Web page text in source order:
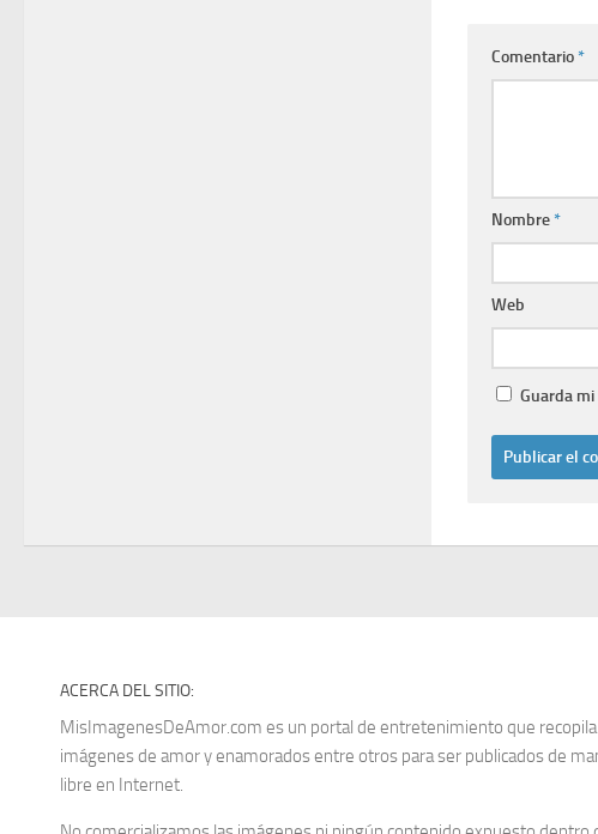
Comentario*
Nombre*
Web
Guarda
ACERCA DEL SITIO:
MisImagenesDeAmor.com es un portal de entretenimiento que
imágenes de amor y enamorados entre otros para ser publicados de
libre en Internet.